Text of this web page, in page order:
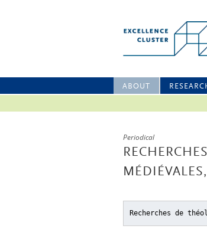
ABOUT
Periodical
Recherches de